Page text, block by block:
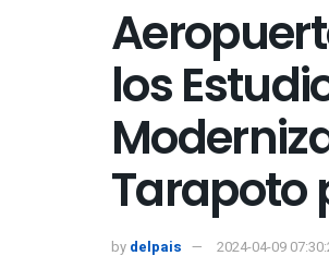
los
Tarapoto
by delpais 2024-04-09